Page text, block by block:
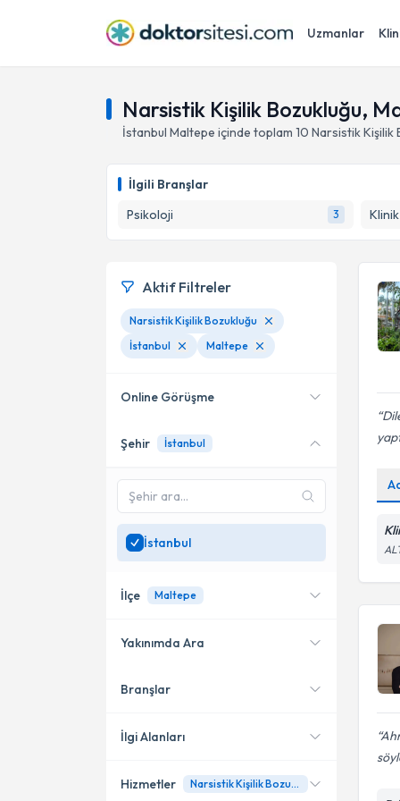
Uzmanlar
Narsistik Kişilik Bozukluğu,
İstanbul Maltepe içinde toplam 10 Narsistik Kişilik
İlgili Branşlar
Psikoloji
3
Aktif Filtreler
Narsistik Kişilik Bozukluğu
İstanbul
Maltepe
Online Görüşme
Online danışmanlık sunan
Sadeceİstanbul
uzman ara
Şehir İstanbul
İstanbul
İlçe Maltepe
Kadıköy
Şişli
Yakınımda Ara
Konumuma yakın uzmanları
Branşlar
Psikoloji
İlgi Alanları
Hizmetler Narsistik Kişilik Bozukluğu